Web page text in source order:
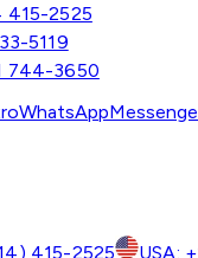
415-2525
5119
744-3650
WhatsApp
415-2525 USA: